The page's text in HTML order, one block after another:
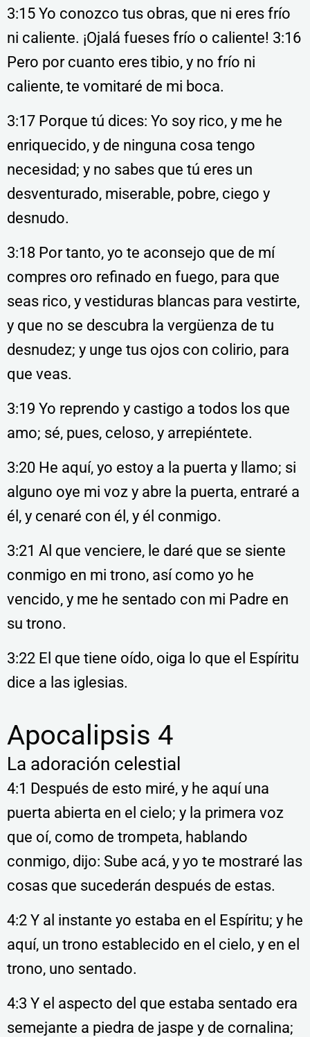
3:15 Yo conozco tus obras, que ni eres frío
ni caliente. ¡Ojalá fueses frío o caliente! 3:16
Pero por cuanto eres tibio, y no frío ni
caliente, te vomitaré de mi boca.
3:17 Porque tú dices: Yo soy rico, y me he
enriquecido, y de ninguna cosa tengo
necesidad; y no sabes que tú eres un
desventurado, miserable, pobre, ciego y
desnudo.
3:18 Por tanto, yo te aconsejo que de mí
compres oro refinado en fuego, para que
seas rico, y vestiduras blancas para vestirte,
y que no se descubra la vergüenza de tu
desnudez; y unge tus ojos con colirio, para
que veas.
3:19 Yo reprendo y castigo a todos los que
amo; sé, pues, celoso, y arrepiéntete.
3:20 He aquí, yo estoy a la puerta y llamo; si
alguno oye mi voz y abre la puerta, entraré a
él, y cenaré con él, y él conmigo.
3:21 Al que venciere, le daré que se siente
conmigo en mi trono, así como yo he
vencido, y me he sentado con mi Padre en
su trono.
3:22 El que tiene oído, oiga lo que el Espíritu
dice a las iglesias.
Apocalipsis 4
La adoración celestial
4:1 Después de esto miré, y he aquí una
puerta abierta en el cielo; y la primera voz
que oí, como de trompeta, hablando
conmigo, dijo: Sube acá, y yo te mostraré las
cosas que sucederán después de estas.
4:2 Y al instante yo estaba en el Espíritu; y he
aquí, un trono establecido en el cielo, y en el
trono, uno sentado.
4:3 Y el aspecto del que estaba sentado era
semejante a piedra de jaspe y de cornalina;